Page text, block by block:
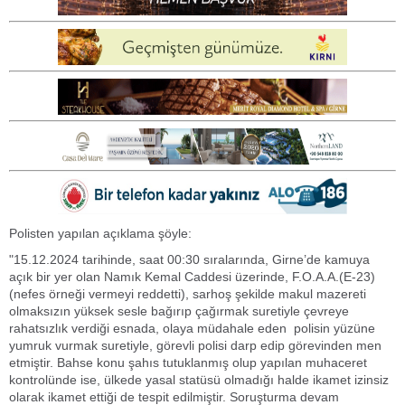
Polisten yapılan açıklama şöyle:
"15.12.2024 tarihinde, saat 00:30 sıralarında, Girne’de kamuya
açık bir yer olan Namık Kemal Caddesi üzerinde, F.O.A.A.(E-23)
(nefes örneği vermeyi reddetti), sarhoş şekilde makul mazereti
olmaksızın yüksek sesle bağırıp çağırmak suretiyle çevreye
rahatsızlık verdiği esnada, olaya müdahale eden polisin yüzüne
yumruk vurmak suretiyle, görevli polisi darp edip görevinden men
etmiştir. Bahse konu şahıs tutuklanmış olup yapılan muhaceret
kontrolünde ise, ülkede yasal statüsü olmadığı halde ikamet izinsiz
olarak ikamet ettiği de tespit edilmiştir. Soruşturma devam